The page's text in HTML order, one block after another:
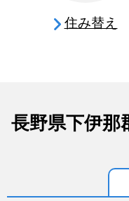
住み替え
長野県下伊那